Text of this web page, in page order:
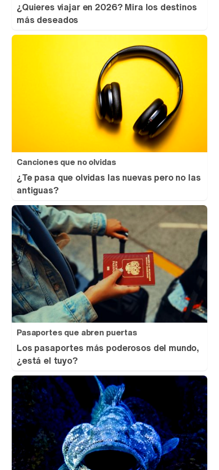
¿Quieres viajar en 2026? Mira los destinos
más deseados
Canciones que no olvidas
¿Te pasa que olvidas las nuevas pero no las
antiguas?
Pasaportes que abren puertas
Los pasaportes más poderosos del mundo,
¿está el tuyo?